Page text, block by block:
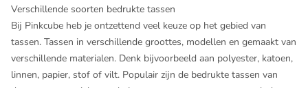
Verschillende soorten bedrukte tassen
Bij Pinkcube heb je ontzettend veel keuze op het gebied van
tassen. Tassen in verschillende groottes, modellen en gemaakt van
verschillende materialen. Denk bijvoorbeeld aan polyester, katoen,
linnen, papier, stof of vilt. Populair zijn de bedrukte tassen van